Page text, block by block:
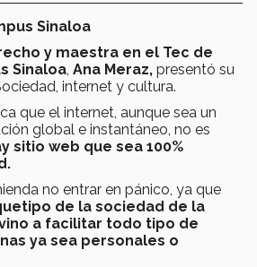
Sinaloa
y maestra en el Tec de
Sinaloa Ana Meraz, presentó su
internet y cultura.
que el internet, aunque sea un
global e instantáneo, no es
sitio web que sea 100%
no entrar en pánico, ya que
de la sociedad de la
a facilitar todo tipo de
ya sea personales o